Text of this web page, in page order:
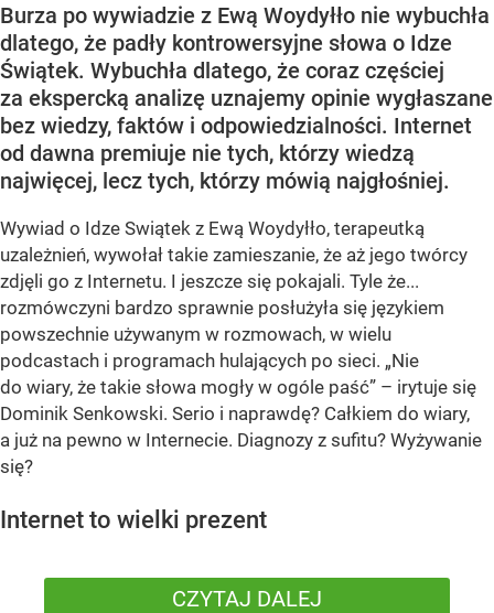
Burza po wywiadzie z Ewą Woydyłło nie wybuchła
dlatego, że padły kontrowersyjne słowa o Idze
Świątek. Wybuchła dlatego, że coraz częściej
za ekspercką analizę uznajemy opinie wygłaszane
bez wiedzy, faktów i odpowiedzialności. Internet
od dawna premiuje nie tych, którzy wiedzą
najwięcej, lecz tych, którzy mówią najgłośniej.
Wywiad o Idze Swiątek z Ewą Woydyłło, terapeutką
uzależnień, wywołał takie zamieszanie, że aż jego twórcy
zdjęli go z Internetu. I jeszcze się pokajali. Tyle że...
rozmówczyni bardzo sprawnie posłużyła się językiem
powszechnie używanym w rozmowach, w wielu
podcastach i programach hulających po sieci. „Nie
do wiary, że takie słowa mogły w ogóle paść” – irytuje się
Dominik Senkowski. Serio i naprawdę? Całkiem do wiary,
a już na pewno w Internecie. Diagnozy z sufitu? Wyżywanie
się?
Internet to wielki prezent
CZYTAJ DALEJ